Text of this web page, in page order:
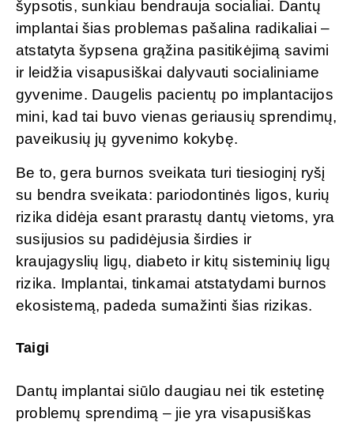
šypsotis, sunkiau bendrauja socialiai. Dantų
implantai šias problemas pašalina radikaliai –
atstatyta šypsena grąžina pasitikėjimą savimi
ir leidžia visapusiškai dalyvauti socialiniame
gyvenime. Daugelis pacientų po implantacijos
mini, kad tai buvo vienas geriausių sprendimų,
paveikusių jų gyvenimo kokybę.
Be to, gera burnos sveikata turi tiesioginį ryšį
su bendra sveikata: pariodontinės ligos, kurių
rizika didėja esant prarastų dantų vietoms, yra
susijusios su padidėjusia širdies ir
kraujagyslių ligų, diabeto ir kitų sisteminių ligų
rizika. Implantai, tinkamai atstatydami burnos
ekosistemą, padeda sumažinti šias rizikas.
Taigi
Dantų implantai siūlo daugiau nei tik estetinę
problemų sprendimą – jie yra visapusiškas